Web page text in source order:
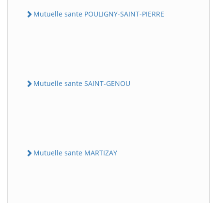
Mutuelle sante POULIGNY-SAINT-PIERRE
Mutuelle sante SAINT-GENOU
Mutuelle sante MARTIZAY